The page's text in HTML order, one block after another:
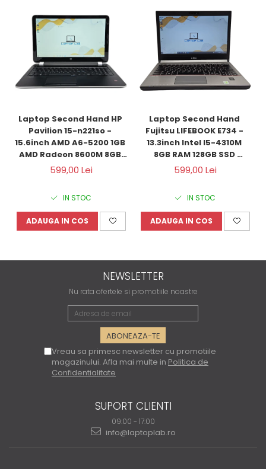
Laptop Second Hand HP
Pavilion 15-n221so -
15.6inch AMD A6-5200 1GB
AMD Radeon 8600M 8GB
RAM 1000GB HDD Windows
10 Refurbished
599,00 Lei
IN STOC
ADAUGA IN COS
Laptop Second Hand
Fujitsu LIFEBOOK E734 -
13.3inch Intel I5-4310M
8GB RAM 128GB SSD
Windows 10 Refurbished
599,00 Lei
IN STOC
ADAUGA IN COS
NEWSLETTER
Nu rata ofertele si promotiile noastre
Vreau sa primesc newsletter cu promotiile
magazinului. Afla mai multe in Politica de
Confidentialitate
SUPORT CLIENTI
09:00 - 17:00
info@laptoplab.ro